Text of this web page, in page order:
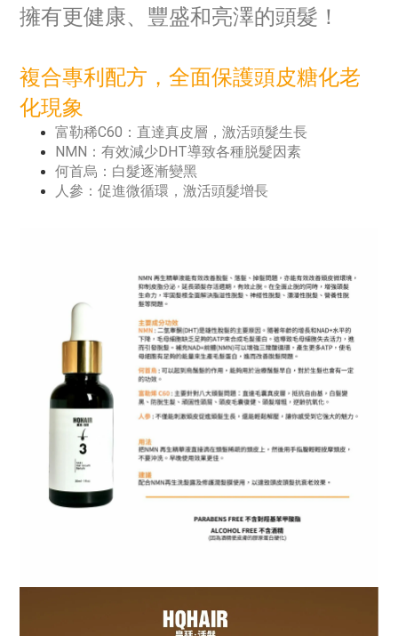
擁有更健康、豐盛和亮澤的頭髮！
複合專利配方，全面保護頭皮糖化老
化現象
富勒稀C60：直達真皮層，激活頭髮生長
NMN：有效減少DHT導致各種脱髮因素
何首烏：白髮逐漸變黑
人參：促進微循環，激活頭髮增長